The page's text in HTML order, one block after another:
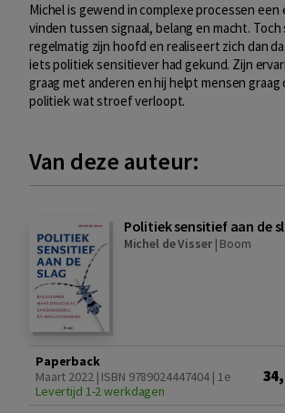
Michel is gewend in complexe processen
vinden tussen signaal, belang en macht.
regelmatig zijn hoofd en realiseert zich dan
iets politiek sensitiever had gekund. Zijn
graag met anderen en hij helpt mensen graag
politiek wat stroef verloopt.
Van deze auteur:
Politiek sensitief aan de
Michel de Visser| Boom
Paperback
Maart 2022 | ISBN 9789024447404 | 1e
Levertijd 1-2 werkdagen